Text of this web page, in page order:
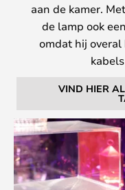
aan de kamer.
de lamp ook
omdat hij
VIND HIER